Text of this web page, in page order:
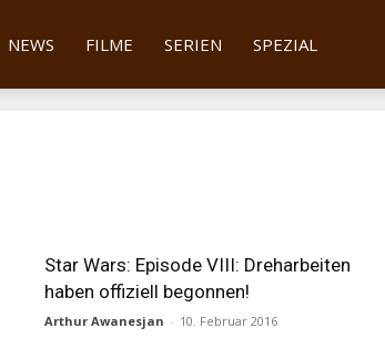
NEWS FILME SERIEN SPEZIAL
Star Wars: Episode VIII: Dreharbeiten
haben offiziell begonnen!
Arthur Awanesjan - 10. Februar 2016